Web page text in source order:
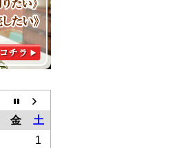
金
土
1